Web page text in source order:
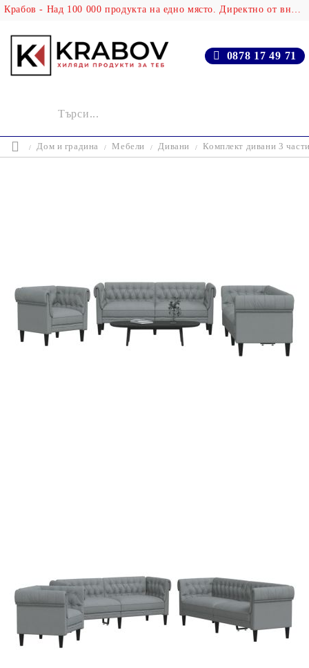
Крабов - Над 100 000 продукта на едно място. Директно от вносителя!
0878 17 49 71
Дом и градина Мебели Дивани Комплект дивани 3